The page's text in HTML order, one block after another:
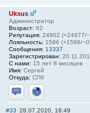
Uksus
Администратор
Возраст: 62
Репутация: 24902 (+24977/
Лояльность: 1586 (+1586/
Сообщения: 13337
Зарегистрирован:
С нами: 15 лет 8 месяцев
Имя: Сергей
Откуда: СПб
Отправить
Сайт
#33 28.07.2020, 18:49